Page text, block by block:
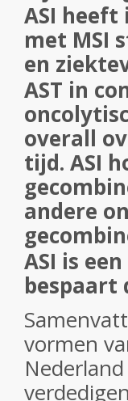
ASI
met MSI
en
AST in
overall
tijd. ASI
andere
ASI is
bespaart
vormen